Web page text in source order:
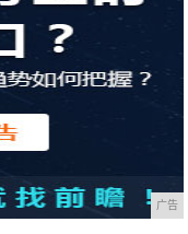
广告